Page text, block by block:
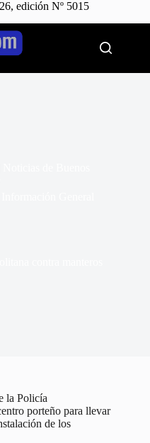
edición Nº 5015
la Policía
porteño para llevar
de los